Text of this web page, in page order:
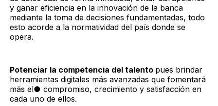
y ganar eficiencia en la innovación de la banca
mediante la toma de decisiones fundamentadas, todo
esto acorde a la normatividad del país donde se
opera.
Potenciar la competencia del talento pues brindar
herramientas digitales más avanzadas que fomentará
más el● compromiso, crecimiento y satisfacción en
cada uno de ellos.